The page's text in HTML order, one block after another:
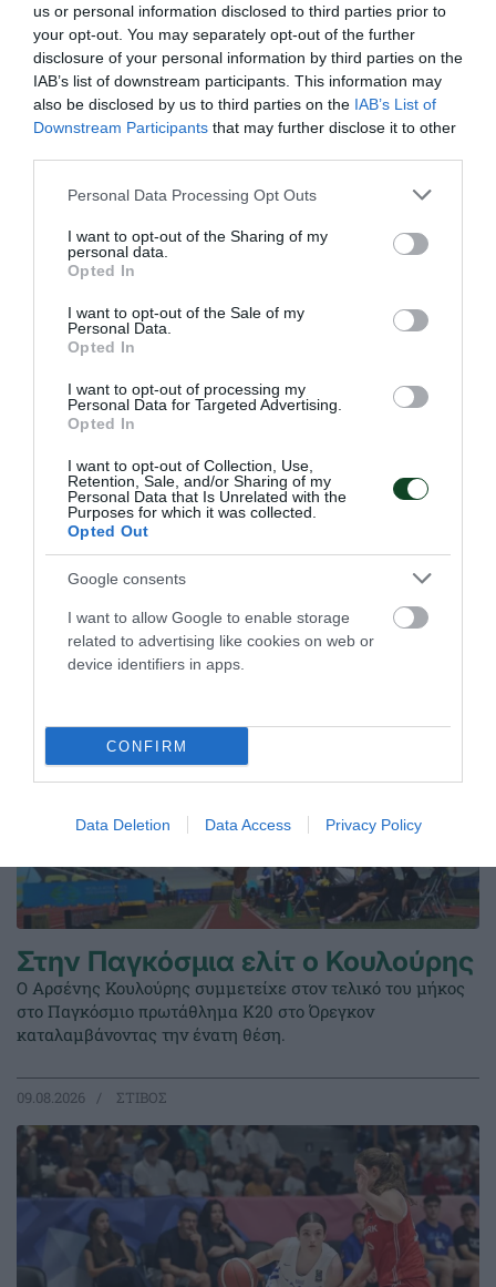
us or personal information disclosed to third parties prior to
your opt-out. You may separately opt-out of the further
disclosure of your personal information by third parties on the
IAB’s list of downstream participants. This information may
also be disclosed by us to third parties on the IAB’s List of
Downstream Participants that may further disclose it to other
Please note that this website/app uses one or more Google
not limited to your visit or usage behaviour. You may click to
grant or deny consent to Google and its third-party tags to
use your data for below specified purposes in below Google
consent section.
Personal Data Processing Opt Outs
I want to opt-out of the Sharing of my
personal data.
Opted In
I want to opt-out of the Sale of my
Personal Data.
Opted In
I want to opt-out of processing my
Personal Data for Targeted Advertising.
Opted In
I want to opt-out of Collection, Use,
Retention, Sale, and/or Sharing of my
Personal Data that Is Unrelated with the
Purposes for which it was collected.
Opted Out
Google consents
I want to allow Google to enable storage
related to advertising like cookies on web or
device identifiers in apps.
CONFIRM
Data Deletion Data Access Privacy Policy
26.05.2026 ΠΥΓΜΑΧΙΑ
«Πράσινες» διακρίσεις στο
εξωτερικό
Το τμήμα πυγμαχίας του Παναθηναϊκού είχε δύο
συμμετοχές στο εξωτερικό με τον Παντελή Γεωργόπουλο
και τη Δέσποινα Μακρή να εκπροσωπούν τον Σύλλογο.
17.05.2026 ΠΥΓΜΑΧΙΑ
ΤΕΛΕΥΤΑΙΑ ΝΕΑ
Στην Παγκόσμια ελίτ ο Κουλούρης
Ο Αρσένης Κουλούρης συμμετείχε στον τελικό του μήκος
στο Παγκόσμιο πρωτάθλημα Κ20 στο Όρεγκον
καταλαμβάνοντας την ένατη θέση.
09.08.2026 ΣΤΙΒΟΣ